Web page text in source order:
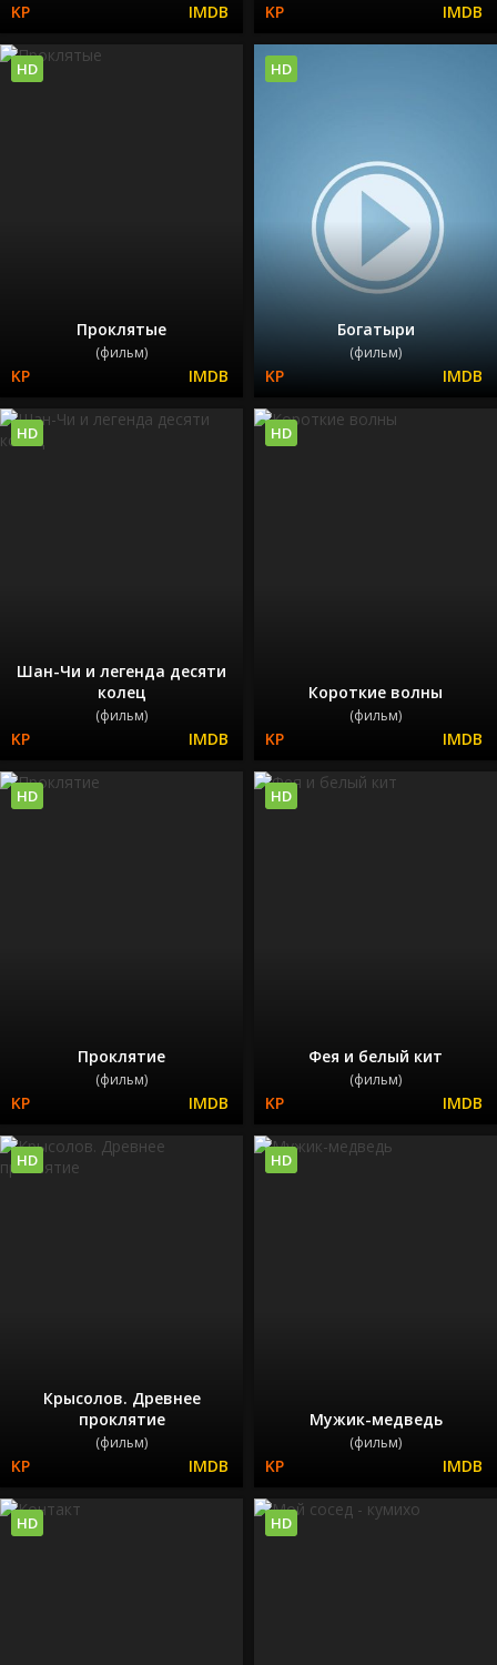
Проклятые
(фильм)
HD
Богатыри
(фильм)
HD
Шан-Чи и легенда десяти
колец
(фильм)
HD
Короткие волны
(фильм)
HD
Проклятие
(фильм)
HD
Фея и белый кит
(фильм)
HD
Крысолов. Древнее
проклятие
(фильм)
HD
Мужик-медведь
(фильм)
HD
HD HD